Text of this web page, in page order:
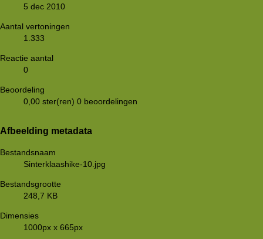
5 dec 2010
Aantal vertoningen
1.333
Reactie aantal
0
Beoordeling
0,00 ster(ren) 0 beoordelingen
Afbeelding metadata
Bestandsnaam
Sinterklaashike-10.jpg
Bestandsgrootte
248,7 KB
Dimensies
1000px x 665px